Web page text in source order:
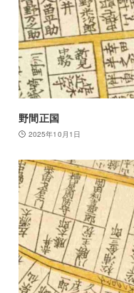
野間正国
2025年10月1日